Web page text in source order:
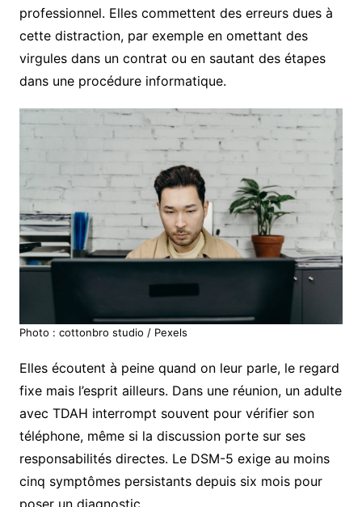
professionnel. Elles commettent des erreurs dues à
cette distraction, par exemple en omettant des
virgules dans un contrat ou en sautant des étapes
dans une procédure informatique.
Photo : cottonbro studio / Pexels
Elles écoutent à peine quand on leur parle, le regard
fixe mais l’esprit ailleurs. Dans une réunion, un adulte
avec TDAH interrompt souvent pour vérifier son
téléphone, même si la discussion porte sur ses
responsabilités directes. Le DSM-5 exige au moins
cinq symptômes persistants depuis six mois pour